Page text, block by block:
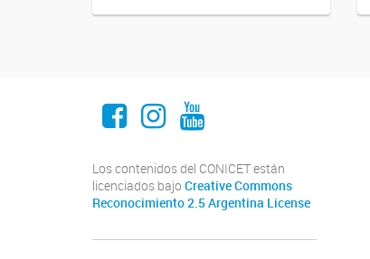
Facebook
Instagram
Youtube
Los contenidos del CONICET están
licenciados bajo Creative Commons
Reconocimiento 2.5 Argentina License